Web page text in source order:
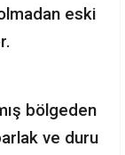
eski
bölgeden
ve duru